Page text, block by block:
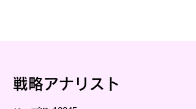
戦略アナリスト